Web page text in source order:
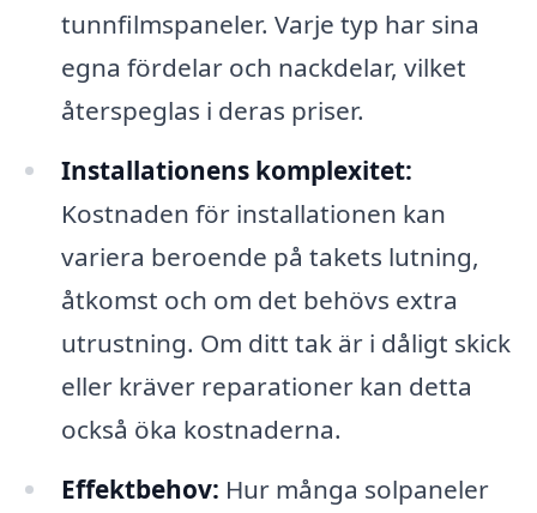
tunnfilmspaneler. Varje typ har sina
egna fördelar och nackdelar, vilket
återspeglas i deras priser.
Installationens komplexitet:
Kostnaden för installationen kan
variera beroende på takets lutning,
åtkomst och om det behövs extra
utrustning. Om ditt tak är i dåligt skick
eller kräver reparationer kan detta
också öka kostnaderna.
Effektbehov: Hur många solpaneler